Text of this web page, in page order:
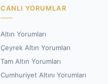
CANLI YORUMLAR
Altın Yorumları
Çeyrek Altın Yorumları
Tam Altın Yorumları
Cumhuriyet Altını Yorumları